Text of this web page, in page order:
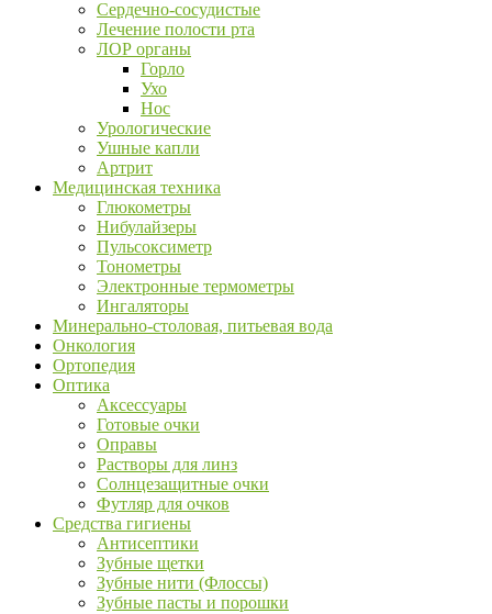
Сердечно-сосудистые
Лечение полости рта
ЛОР органы
Горло
Ухо
Нос
Урологические
Ушные капли
Артрит
Медицинская техника
Глюкометры
Нибулайзеры
Пульсоксиметр
Тонометры
Электронные термометры
Ингаляторы
Минерально-столовая, питьевая вода
Онкология
Ортопедия
Оптика
Аксессуары
Готовые очки
Оправы
Растворы для линз
Солнцезащитные очки
Футляр для очков
Средства гигиены
Антисептики
Зубные щетки
Зубные нити (Флоссы)
Зубные пасты и порошки